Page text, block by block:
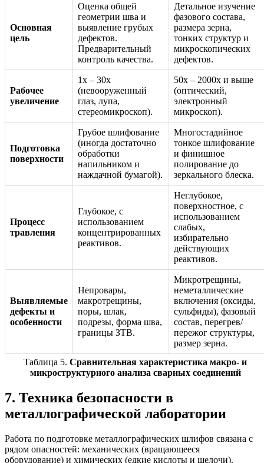
Таблица 5. Сравнительная характеристика макро- и
микроструктурного анализа сварных соединений
Основная
цель
Оценка общей
геометрии шва и
выявление грубых
дефектов.
Предварительный
контроль качества.
Детальное изучение
фазового состава,
размера зерна,
тонких структур и
микроскопических
дефектов.
Рабочее
увеличение
1x – 30x
(невооруженный
глаз, лупа,
стереомикроскоп).
50x – 2000x и выше
(оптический,
электронный
микроскоп).
Подготовка
поверхности
Грубое шлифование
(иногда достаточно
обработки
напильником и
наждачной бумагой).
Многостадийное
тонкое шлифование
и финишное
полирование до
зеркального блеска.
Процесс
травления
Глубокое, с
использованием
концентрированных
реактивов.
Неглубокое,
поверхностное, с
использованием
слабых,
избирательно
действующих
реактивов.
Выявляемые
дефекты и
особенности
Непровары,
макротрещины,
поры, шлак,
подрезы, форма шва,
границы ЗТВ.
Микротрещины,
неметаллические
включения (оксиды,
сульфиды), фазовый
состав, перегрев/
пережог структуры,
размер зерна.
7. Техника безопасности в
металлографической лаборатории
Работа по подготовке металлографических шлифов связана с
рядом опасностей: механических (вращающееся
оборудование) и химических (едкие кислоты и щелочи).